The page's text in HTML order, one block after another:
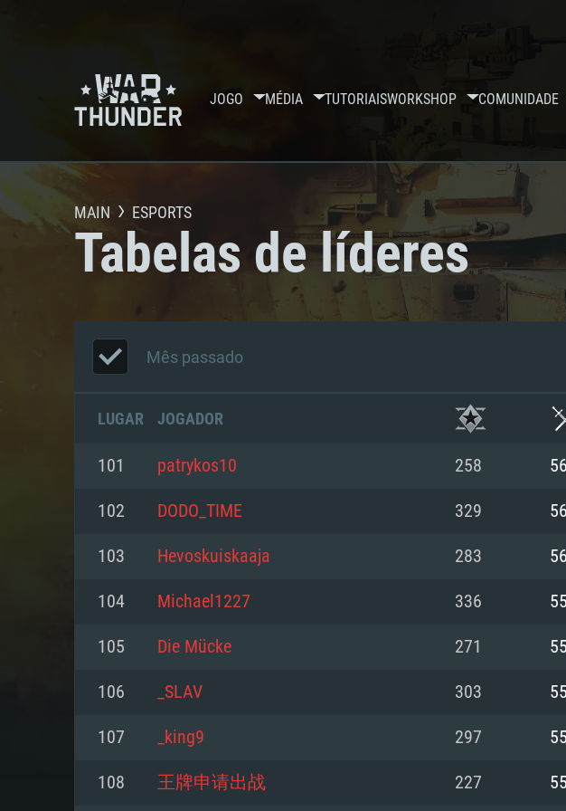
JOGO MÉDIA TUTORIAISWORKSHOP COMUNIDADE
MAIN ESPORTS
Tabelas de líderes
Mês passado
LUGAR JOGADOR
101 patrykos10 258
102 DODO_TIME 329
103 Hevoskuiskaaja 283
104 Michael1227 336
105 Die Mücke 271
106 _SLAV 303
107 _king9 297
108 王牌申请出战 227